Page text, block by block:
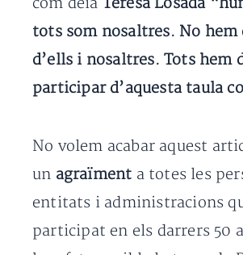
tots som nosaltres. No hem
d’ells i nosaltres. Tots hem
participar d’aquesta taula
No volem acabar aquest
un agraïment a totes les
entitats i administracions
participat en els darrers 50